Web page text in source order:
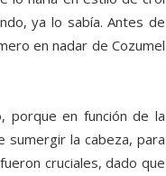
ya lo sabía. Antes de
en nadar de Cozumel
porque en función de la
sumergir la cabeza, para
cruciales, dado que